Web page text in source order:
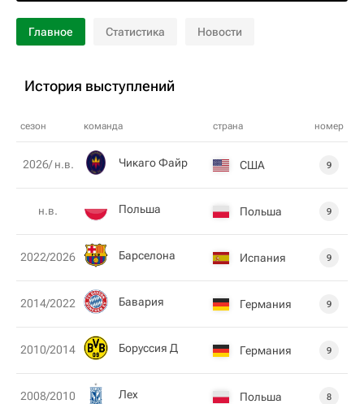
Главное Статистика Новости
История выступлений
сезон команда страна номер
2026/ н.в. Чикаго Файр США 9
н.в. Польша Польша 9
2022/2026 Барселона Испания 9
2014/2022 Бавария Германия 9
2010/2014 Боруссия Д Германия 9
2008/2010 Лех Польша 8